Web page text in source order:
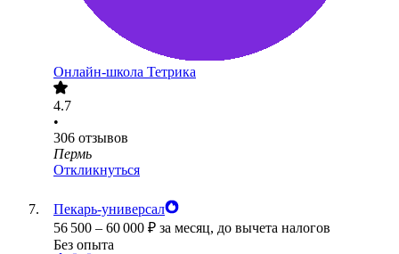
Онлайн-школа Тетрика
4.7
•
306 отзывов
Пермь
Откликнуться
Пекарь-универсал
56 500 – 60 000 ₽ за месяц, до вычета налогов
Без опыта